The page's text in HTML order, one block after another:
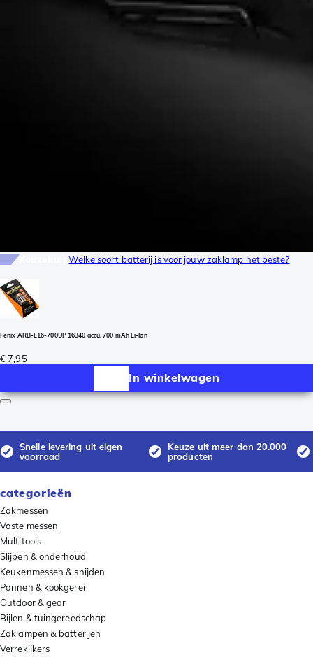
KeuzehulpWelke soort batterij is voor jouw zaklamp het beste?
Fenix ARB-L16-700UP 16340 accu, 700 mAh Li-Ion
€ 7,95
In winkelwagen
Snelle levering uit eigen
voorraad
Keuze uit meer dan 20.000
producten
categorieën
Zakmessen
Vaste messen
Multitools
Slijpen & onderhoud
Keukenmessen & snijden
Pannen & kookgerei
Outdoor & gear
Bijlen & tuingereedschap
Zaklampen & batterijen
Verrekijkers